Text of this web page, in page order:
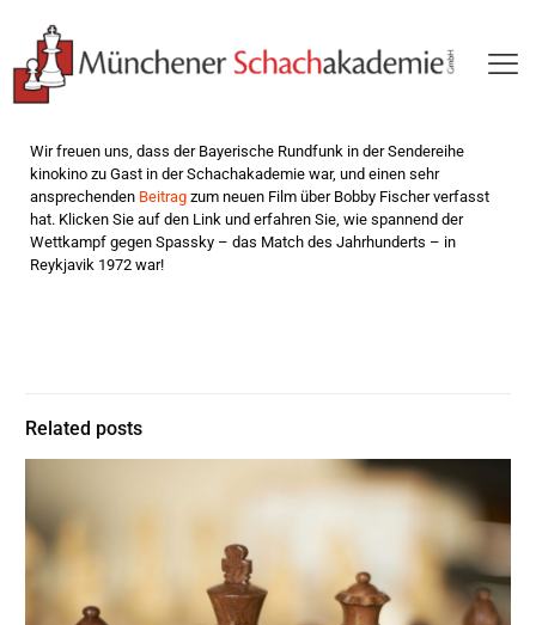
Wir freuen uns, dass der Bayerische Rundfunk in der Sendereihe
kinokino zu Gast in der Schachakademie war, und einen sehr
ansprechenden Beitrag zum neuen Film über Bobby Fischer verfasst
hat. Klicken Sie auf den Link und erfahren Sie, wie spannend der
Wettkampf gegen Spassky – das Match des Jahrhunderts – in
Reykjavik 1972 war!
Related posts